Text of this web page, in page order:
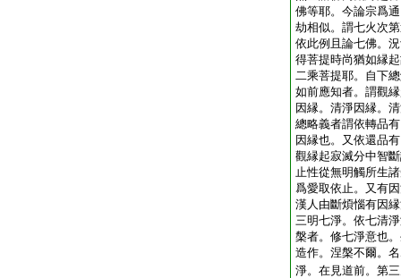
佛等耶。今論宗爲
劫相似。謂七火次
依此例且論七佛。
得菩提時尚猶如縁
二乘菩提耶。自下
如前應知者。謂觀
因縁。清淨因縁。
總略義者謂依轉品
因縁也。又依還品
觀縁起寂滅分中智
止性從無明觸所生
爲愛取依止。又有
漢人由斷煩惱有因
三明七淨。依七清
槃者。修七淨意也
造作。涅槃不爾。
淨。在見道前。第